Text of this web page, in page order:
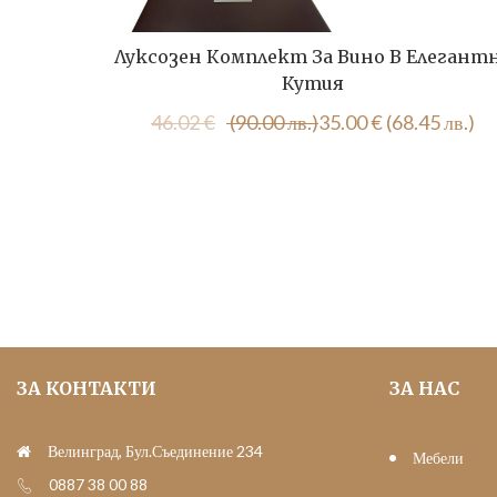
Луксозен Комплект За Вино В
Кутия
46.02€ (90.00 лв.)Original
35.00€(68.45 лв.)
Текущата
ЗА КОНТАКТИ
Велинград, Бул.Съединение 234
0887 38 00 88
ЗА НАС
Мебели